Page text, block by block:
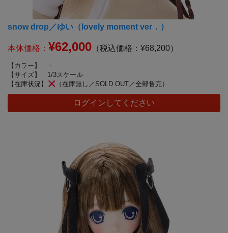
snow drop／ゆい（lovely moment ver．）
本体価格： ¥62,000 （税込価格：¥68,200）
【カラー】
－
【サイズ】
1/3スケール
【在庫状況】
（在庫無し／SOLD OUT／全部售完）
ログインしてください